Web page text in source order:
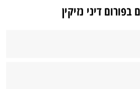
בפורום דיני נזיקין